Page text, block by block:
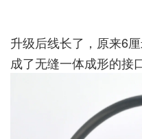
升级后线长了，原来6
成了无缝一体成形的接口